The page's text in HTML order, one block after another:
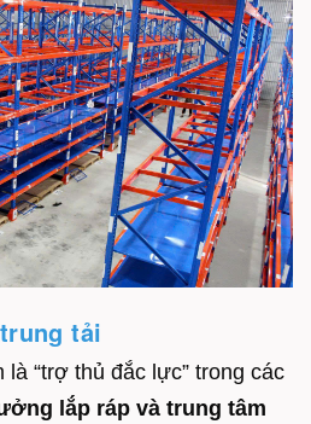
tải
“trợ thủ đắc lực” trong các
lắp ráp và trung tâm